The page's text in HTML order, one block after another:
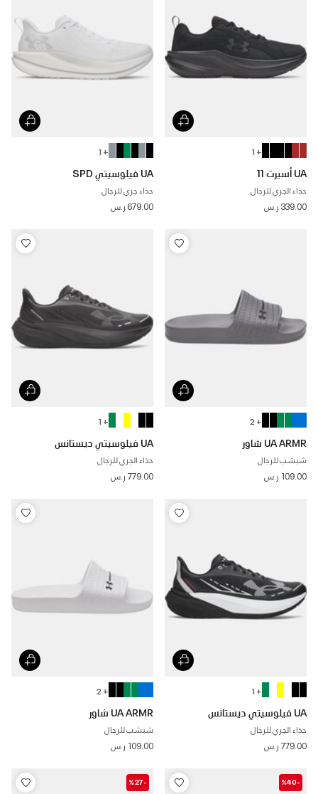
+ 1
UA أسيرت 11
حذاء الجري للرجال
339.00 ر.س
+ 1
UA فيلوسيتي SPD
حذاء جري للرجال
679.00 ر.س
+ 2
UA ARMR شاور
شبشب للرجال
109.00 ر.س
+ 1
UA فيلوسيتي ديستانس
حذاء الجري للرجال
779.00 ر.س
+ 1
UA فيلوسيتي ديستانس
حذاء الجري للرجال
779.00 ر.س
+ 2
UA ARMR شاور
شبشب للرجال
109.00 ر.س
-%40
-%27